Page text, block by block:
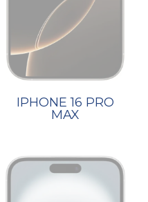
IPHONE 16 PRO
MAX